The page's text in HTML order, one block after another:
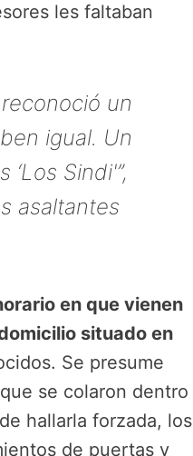
les faltaban
un
igual. Un
Sindi'”,
asaltantes
en que vienen
situado en
Se presume
se colaron dentro
hallarla forzada, los
de puertas y